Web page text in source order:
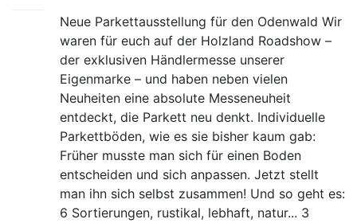
Neue Parkettausstellung für den Odenwald Wir
waren für euch auf der Holzland Roadshow –
der exklusiven Händlermesse unserer
Eigenmarke – und haben neben vielen
Neuheiten eine absolute Messeneuheit
entdeckt, die Parkett neu denkt. Individuelle
Parkettböden, wie es sie bisher kaum gab:
Früher musste man sich für einen Boden
entscheiden und sich anpassen. Jetzt stellt
man ihn sich selbst zusammen! Und so geht es:
6 Sortierungen, rustikal, lebhaft, natur... 3